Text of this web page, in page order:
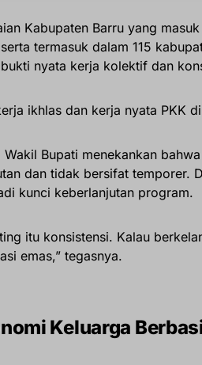
Kabupaten Barru yang
termasuk dalam 115
nyata kerja kolektif dan
ikhlas dan kerja nyata PKK
Bupati menekankan
dan tidak bersifat temporer.
kunci keberlanjutan program.
itu konsistensi. Kalau
emas,” tegasnya.
Keluarga